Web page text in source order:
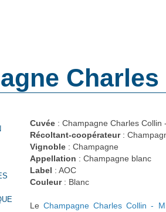
Cuvée : Champagne Charles Collin
Récoltant-coopérateur :
Vignoble : Champagne
Appellation : Champagne blanc
Label : AOC
Couleur: Blanc
LeChampagne Charles Collin -